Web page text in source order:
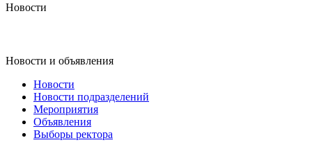
Новости
Новости и объявления
Новости
Новости подразделений
Мероприятия
Объявления
Выборы ректора